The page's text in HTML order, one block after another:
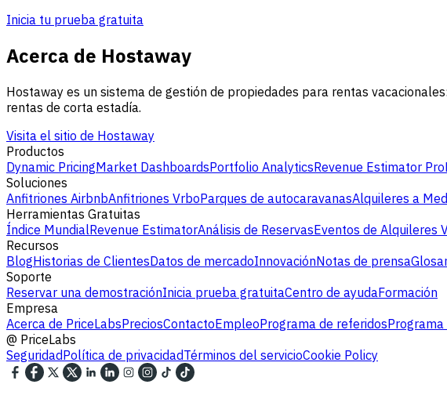
Inicia tu prueba gratuita
Acerca de Hostaway
Hostaway es un sistema de gestión de propiedades para rentas
rentas de corta estadía.
Visita el sitio de Hostaway
Productos
Dynamic PricingMarket DashboardsPortfolio AnalyticsRevenue Estimator Pro
Soluciones
Anfitriones AirbnbAnfitriones VrboParques de autocaravanasAlquileres a
Herramientas Gratuitas
Índice MundialRevenue EstimatorAnálisis de ReservasEventos de Alquileres
Recursos
BlogHistorias de ClientesDatos de mercadoInnovaciónNotas de prensa
Soporte
Reservar una demostraciónInicia prueba gratuitaCentro de ayudaFormación
Empresa
Acerca de PriceLabsPreciosContactoEmpleoPrograma de referidos
@ PriceLabs
SeguridadPolítica de privacidadTérminos del servicioCookie Policy